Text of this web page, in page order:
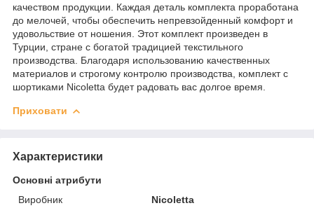
качеством продукции. Каждая деталь комплекта проработана
до мелочей, чтобы обеспечить непревзойденный комфорт и
удовольствие от ношения. Этот комплект произведен в
Турции, стране с богатой традицией текстильного
производства. Благодаря использованию качественных
материалов и строгому контролю производства, комплект с
шортиками Nicoletta будет радовать вас долгое время.
Приховати
Характеристики
Основні атрибути
Виробник
Nicoletta